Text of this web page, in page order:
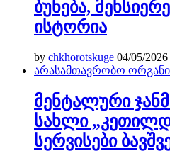
ბუნება,
ისტორია
by chkhorotskuge 04/05/2026
არასამთავრობო
მენტალური
სახლი
სერვისები